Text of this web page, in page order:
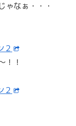
ゃなぁ・・・
２
！！
２